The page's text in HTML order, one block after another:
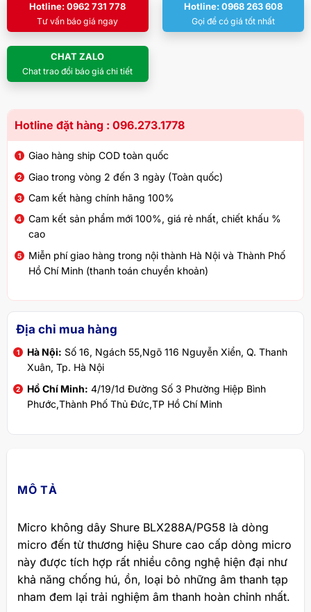
Hotline: 0962 731 778
Tư vấn báo giá ngay
Hotline: 0968 263 608
Gọi để có giá tốt nhất
CHAT ZALO
Chat trao đổi báo giá chi tiết
Hotline đặt hàng : 096.273.1778
Giao hàng ship COD toàn quốc
Giao trong vòng 2 đến 3 ngày (Toàn quốc)
Cam kết hàng chính hãng 100%
Cam kết sản phẩm mới 100%, giá rẻ nhất, chiết khấu %
cao
Miễn phí giao hàng trong nội thành Hà Nội và Thành Phố
Hồ Chí Minh (thanh toán chuyển khoản)
Địa chỉ mua hàng
Hà Nội: Số 16, Ngách 55,Ngõ 116 Nguyễn Xiển, Q. Thanh
Xuân, Tp. Hà Nội
Hồ Chí Minh: 4/19/1d Đường Số 3 Phường Hiệp Bình
Phước,Thành Phố Thủ Đức,TP Hồ Chí Minh
MÔ TẢ
Micro không dây Shure BLX288A/PG58 là dòng
micro đến từ thương hiệu Shure cao cấp dòng micro
này được tích hợp rất nhiều công nghệ hiện đại như
khả năng chống hú, ồn, loại bỏ những âm thanh tạp
nham đem lại trải nghiệm âm thanh hoàn chỉnh nhất.